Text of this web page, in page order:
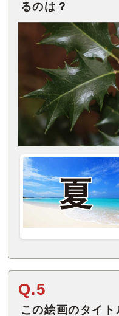
るのは？
Q.5
この絵画のタイト